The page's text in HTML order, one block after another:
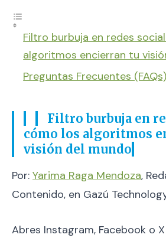
Filtro burbuja en redes
algoritmos encierran tu
Preguntas Frecuentes
Filtro burbuja en
cómo los algoritmos
visión del mundo
Por: Yarima Raga Mendoza,
Contenido, en Gazú
Abres Instagram, Facebook o